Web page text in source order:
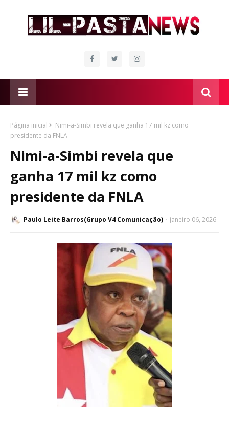
Página inicial
Nimi-a-Simbi revela que ganha 17 mil kz como
presidente da FNLA
Nimi-a-Simbi revela que
ganha 17 mil kz como
presidente da FNLA
Paulo Leite Barros(Grupo V4 Comunicação) janeiro 06, 2026